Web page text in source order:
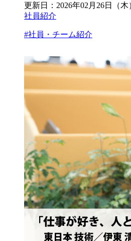
更新日： 2026年02月26日（木
社員紹介
#社員・チーム紹介